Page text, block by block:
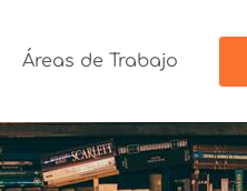
Áreas de Trabajo